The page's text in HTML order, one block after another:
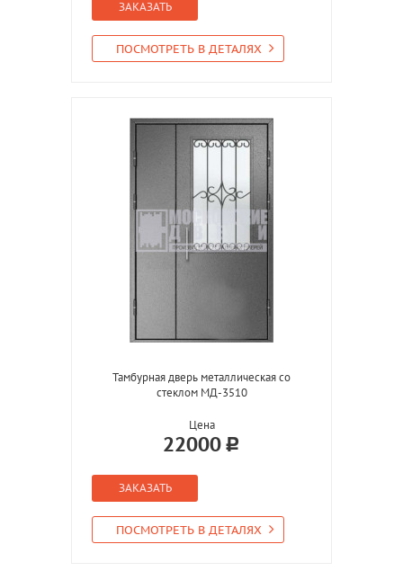
ЗАКАЗАТЬ
ПОСМОТРЕТЬ В ДЕТАЛЯХ
Тамбурная дверь металлическая со
стеклом МД-3510
Цена
22000
ЗАКАЗАТЬ
ПОСМОТРЕТЬ В ДЕТАЛЯХ